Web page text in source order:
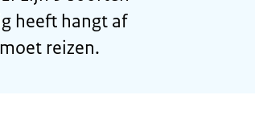
heeft hangt af
reizen.